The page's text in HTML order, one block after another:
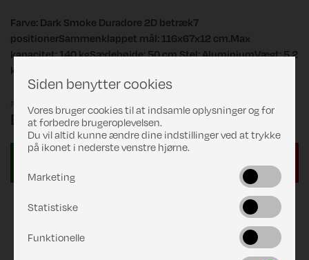
Farve: Dark Smoke Duradore 2D betræk7
positionerSammenklappet mål: 116x67x12 cm.Max
kapacitet: 140 kgSædehøjde: 50 cm.Stel: AluminiumVægt: 5,2
kg.
DKK 1.199,00
Siden benytter cookies
Vores bruger cookies til at indsamle oplysninger og for
at forbedre brugeroplevelsen.
Du vil altid kunne ændre dine indstillinger ved at trykke
på ikonet i nederste venstre hjørne.
Marketing
Statistiske
Funktionelle